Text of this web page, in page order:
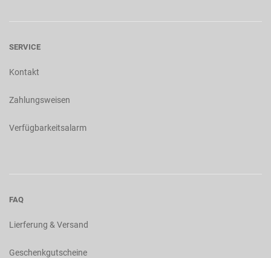
SERVICE
Kontakt
Zahlungsweisen
Verfügbarkeitsalarm
FAQ
Lierferung & Versand
Geschenkgutscheine